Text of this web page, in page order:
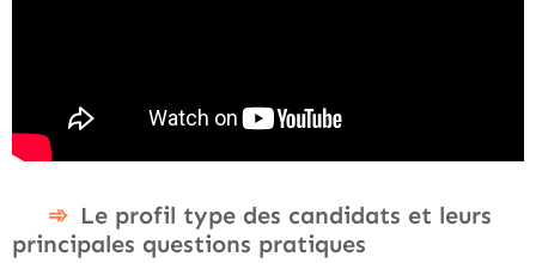
Le profil type des candidats et leurs
principales questions pratiques